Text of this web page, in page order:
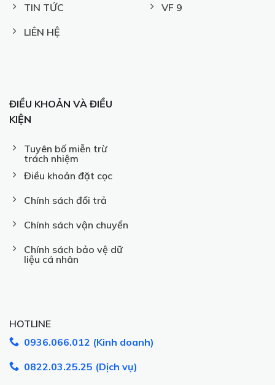
TIN TỨC
LIÊN HỆ
VF 9
ĐIỀU KHOẢN VÀ ĐIỀU
KIỆN
Tuyên bố miễn trừ
trách nhiệm
Điều khoản đặt cọc
Chính sách đổi trả
Chính sách vận chuyển
Chính sách bảo vệ dữ
liệu cá nhân
HOTLINE
0936.066.012 (Kinh doanh)
0822.03.25.25 (Dịch vụ)